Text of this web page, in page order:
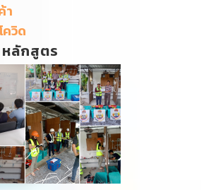
า
ควิด
หลักสูตร